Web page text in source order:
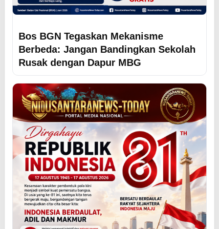
Bos BGN Tegaskan Mekanisme
Berbeda: Jangan Bandingkan Sekolah
Rusak dengan Dapur MBG